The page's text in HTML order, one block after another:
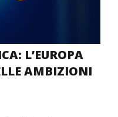
L’EUROPA
AMBIZIONI